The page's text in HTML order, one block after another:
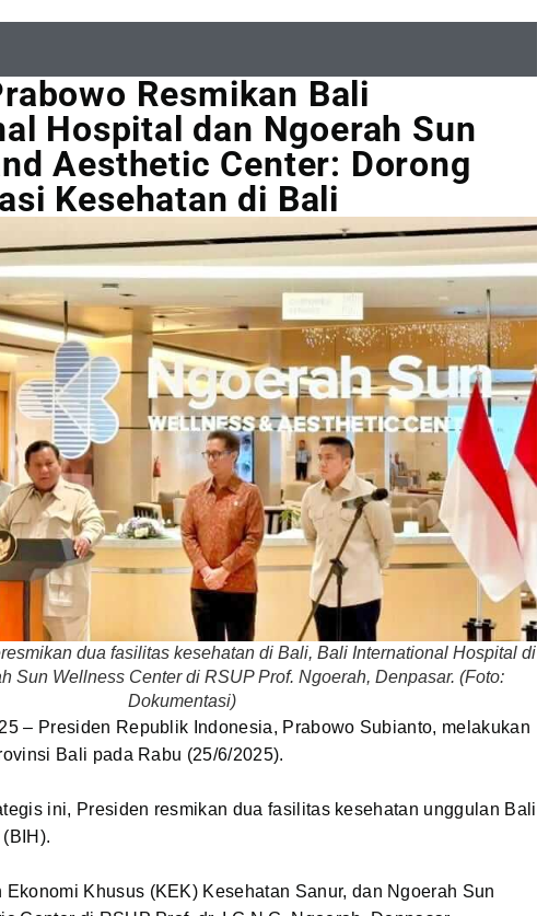
Resmikan Bali
Hospital dan Ngoerah Sun
Aesthetic Center: Dorong
Kesehatan di Bali
dua fasilitas kesehatan di Bali, Bali International Hospital di
Sun Wellness Center di RSUP Prof. Ngoerah, Denpasar. (Foto:
Dokumentasi)
– Presiden Republik Indonesia, Prabowo Subianto, melakukan
Bali pada Rabu (25/6/2025).
ini, Presiden resmikan dua fasilitas kesehatan unggulan Bali
Khusus (KEK) Kesehatan Sanur, dan Ngoerah Sun